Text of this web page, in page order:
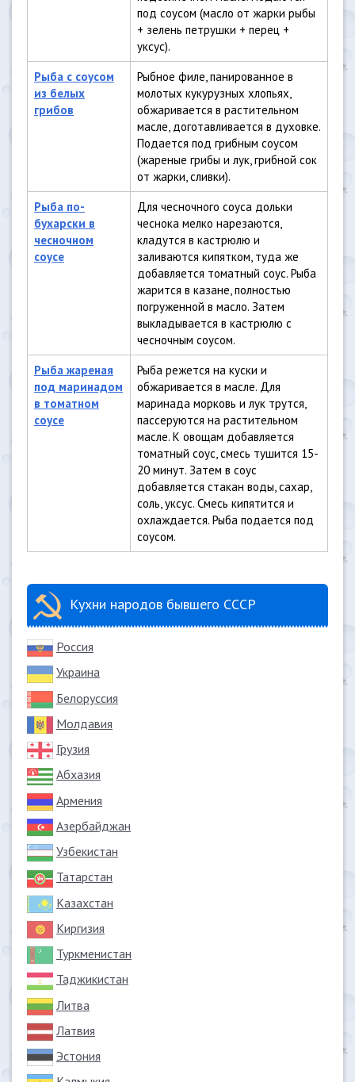
под соусом (масло от жарки рыбы
+ зелень петрушки + перец +
уксус).
Рыба с соусом
из белых
грибов
Рыбное филе, панированное в
молотых кукурузных хлопьях,
обжаривается в растительном
масле, доготавливается в духовке.
Подается под грибным соусом
(жареные грибы и лук, грибной сок
от жарки, сливки).
Рыба по-
бухарски в
чесночном
соусе
Для чесночного соуса дольки
чеснока мелко нарезаются,
кладутся в кастрюлю и
заливаются кипятком, туда же
добавляется томатный соус. Рыба
жарится в казане, полностью
погруженной в масло. Затем
выкладывается в кастрюлю с
чесночным соусом.
Рыба жареная
под маринадом
в томатном
соусе
Рыба режется на куски и
обжаривается в масле. Для
маринада морковь и лук трутся,
пассеруются на растительном
масле. К овощам добавляется
томатный соус, смесь тушится 15-
20 минут. Затем в соус
добавляется стакан воды, сахар,
соль, уксус. Смесь кипятится и
охлаждается. Рыба подается под
соусом.
Кухни народов бывшего СССР
Россия
Украина
Белоруссия
Молдавия
Грузия
Абхазия
Армения
Азербайджан
Узбекистан
Татарстан
Казахстан
Киргизия
Туркменистан
Таджикистан
Литва
Латвия
Эстония